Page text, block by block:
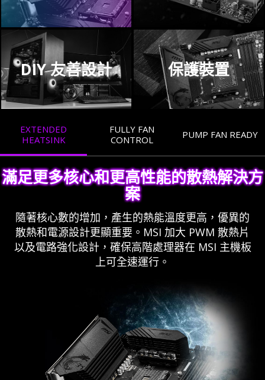
DIY 友善設計 保護裝置
EXTENDED
HEATSINK
FULLY FAN
CONTROL
PUMP FAN READY
滿足更多核心和更高性能的散熱解決方
案
隨著核心數的增加，產生的熱能溫度更高，優異的
散熱和電源設計更顯重要。MSI 加大 PWM 散熱片
以及電路強化設計，確保高階處理器在 MSI 主機板
上可全速運行。